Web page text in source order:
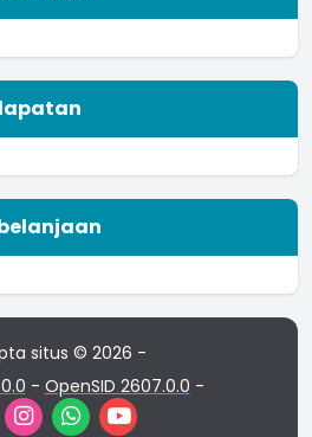
situs © 2026 -
- OpenSID 2607.0.0 -